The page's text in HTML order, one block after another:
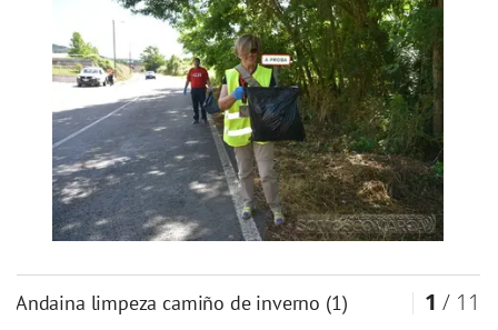
andaina limpeza camiño de inverno (1) 1 / 11